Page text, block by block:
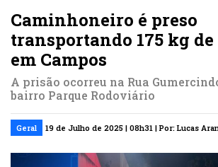
Caminhoneiro é preso
transportando 175 kg
em Campos
A prisão ocorreu na Rua
bairro Parque Rodoviário
Geral 19 de Julho de 2025 | 08h31 | Por: Lucas